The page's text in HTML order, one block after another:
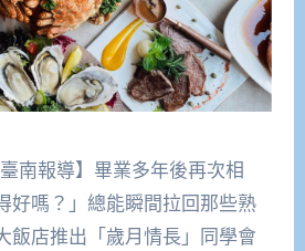
南報導】畢業多年後再次相
好嗎？」總能瞬間拉回那些熟
飯店推出「歲月情長」同學會